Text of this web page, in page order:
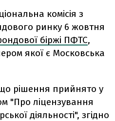
комісія з
ринку 6 жовтня
біржі ПФТС,
якої є Московська
що рішення прийнято у
"Про ліцензування
діяльності", згідно